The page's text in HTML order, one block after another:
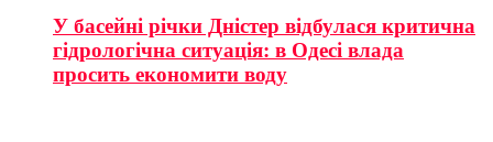
У басейні річки Дністер відбулася критична
гідрологічна ситуація: в Одесі влада
просить економити воду